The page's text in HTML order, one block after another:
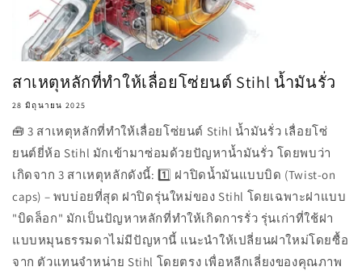
สาเหตุหลักที่ทำให้เลื่อยโซ่ยนต์ Stihl น้ำมันรั่ว
28 มิถุนายน 2025
🧰 3 สาเหตุหลักที่ทำให้เลื่อยโซ่ยนต์ Stihl น้ำมันรั่ว เลื่อยโซ่
ยนต์ยี่ห้อ Stihl มักเข้ามาซ่อมด้วยปัญหาน้ำมันรั่ว โดยพบว่า
เกิดจาก 3 สาเหตุหลักดังนี้: 1️⃣ ฝาปิดน้ำมันแบบบิด (Twist-on
caps) – พบบ่อยที่สุด ฝาปิดรุ่นใหม่ของ Stihl โดยเฉพาะฝาแบบ
"บิดล็อก" มักเป็นปัญหาหลักที่ทำให้เกิดการรั่ว รุ่นเก่าที่ใช้ฝา
แบบหมุนธรรมดาไม่มีปัญหานี้ แนะนำให้เปลี่ยนฝาใหม่โดยซื้อ
จาก ตัวแทนจำหน่าย Stihl โดยตรง เพื่อหลีกเลี่ยงของคุณภาพ